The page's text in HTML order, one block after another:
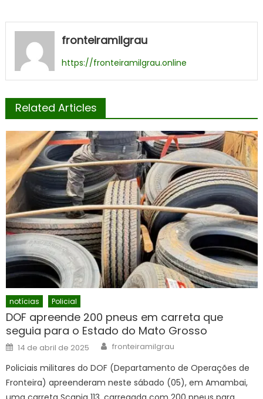
fronteiramilgrau
https://fronteiramilgrau.online
Related Articles
notícias Policial
DOF apreende 200 pneus em carreta que
seguia para o Estado do Mato Grosso
Posted
on
14 de abril de 2025 Author
fronteiramilgrau
Policiais militares do DOF (Departamento de Operações de
Fronteira) apreenderam neste sábado (05), em Amambai,